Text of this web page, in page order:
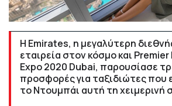
Η Emirates, η μεγαλύτερη
εταιρεία στον κόσμο και
Expo 2020 Dubai, παρουσίασε
προσφορές για ταξιδιώτες που
το Ντουμπάι αυτή τη χειμερινή